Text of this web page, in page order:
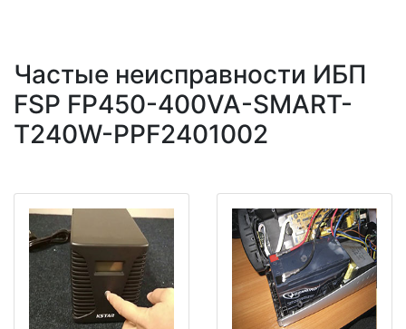
Частые неисправности ИБП
FSP FP450-400VA-SMART-
T240W-PPF2401002